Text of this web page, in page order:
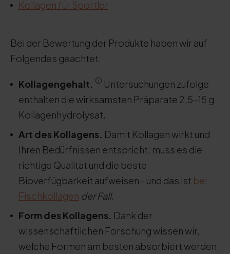
Kollagen für Sportler
Bei der Bewertung der Produkte haben wir auf
Folgendes geachtet:
Kollagengehalt.
Untersuchungen zufolge
enthalten die wirksamsten Präparate 2,5-15 g
Kollagenhydrolysat.
Art des Kollagens. Damit Kollagen wirkt und
Ihren Bedürfnissen entspricht, muss es die
richtige Qualität und die beste
Bioverfügbarkeit aufweisen - und das ist bei
Fischkollagen der Fall.
Form des Kollagens. Dank der
wissenschaftlichen Forschung wissen wir,
welche Formen am besten absorbiert werden,